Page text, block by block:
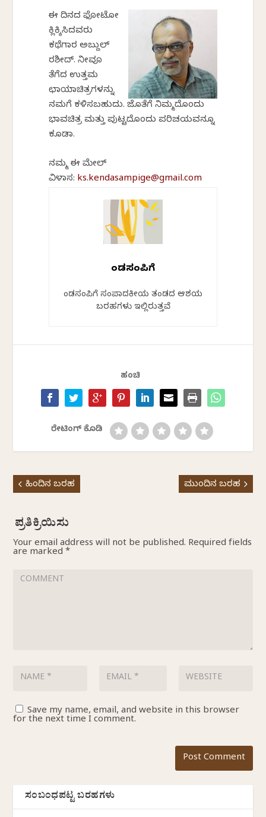
ಈ ದಿನದ ಫೋಟೋ
ಕ್ಲಿಕ್ಕಿಸಿದವರು
ಕಥೆಗಾರ ಅಬ್ದುಲ್
ರಶೀದ್. ನೀವೂ
ತೆಗೆದ ಉತ್ತಮ
ಛಾಯಾಚಿತ್ರಗಳನ್ನು
ನಮಗೆ ಕಳಿಸಬಹುದು. ಜೊತೆಗೆ ನಿಮ್ಮದೊಂದು
ಭಾವಚಿತ್ರ ಮತ್ತು ಪುಟ್ಟದೊಂದು ಪರಿಚಯವನ್ನೂ
ಕೂಡಾ.
ನಮ್ಮ ಈ ಮೇಲ್
ವಿಳಾಸ: ks.kendasampige@gmail.com
ಕೆಂಡಸಂಪಿಗೆ
ಕೆಂಡಸಂಪಿಗೆ ಸಂಪಾದಕೀಯ ತಂಡದ ಆಶಯ
ಬರಹಗಳು ಇಲ್ಲಿರುತ್ತವೆ
ಹಂಚಿ
ರೇಟಿಂಗ್ ಕೊಡಿ
ಹಿಂದಿನ ಬರಹ ಮುಂದಿನ ಬರಹ
Your email address will not be published. Required fields
are marked*
Save my name, email, and website in this browser
for the next time I comment.
ಸಂಬಂಧಪಟ್ಟ ಬರಹಗಳು